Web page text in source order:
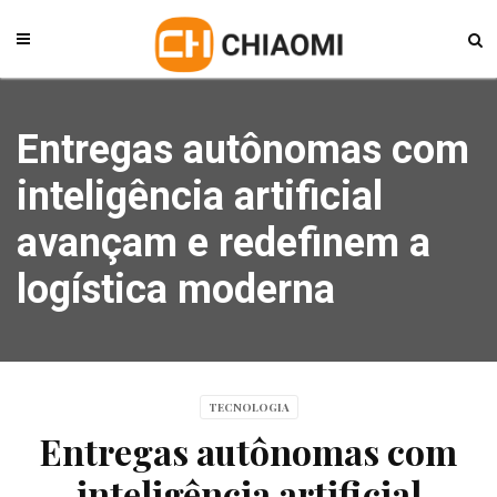
Entregas autônomas com
inteligência artificial
avançam e redefinem a
logística moderna
TECNOLOGIA
Entregas autônomas com